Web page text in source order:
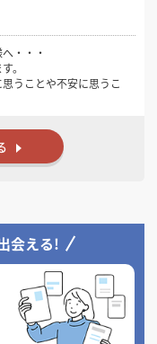
・・・
。
うことや不安に思うこ
深く長くお付き合いさ
会える!